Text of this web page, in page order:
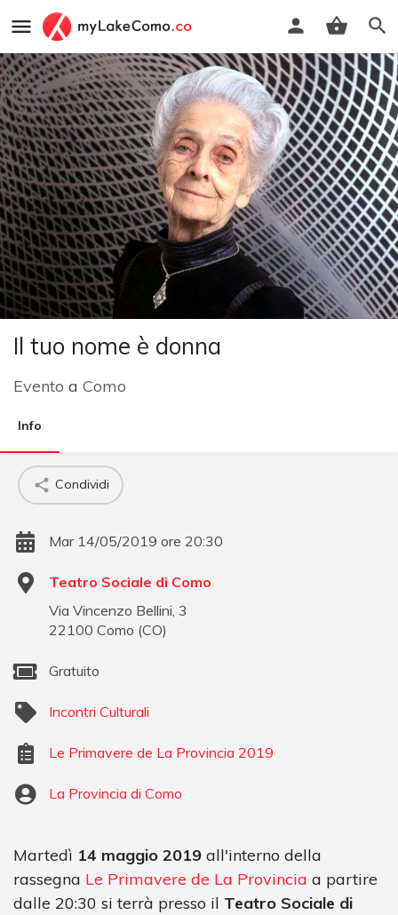
Il tuo nome è donna
Evento a Como
Info
Condividi
Mar 14/05/2019 ore 20:30
Teatro Sociale di Como
Via Vincenzo Bellini, 3
22100 Como (CO)
Gratuito
Incontri Culturali
Le Primavere de La Provincia 2019
La Provincia di Como
Martedì 14 maggio 2019 all'interno della
rassegna Le Primavere de La Provincia a partire
dalle 20:30 si terrà presso il Teatro Sociale di